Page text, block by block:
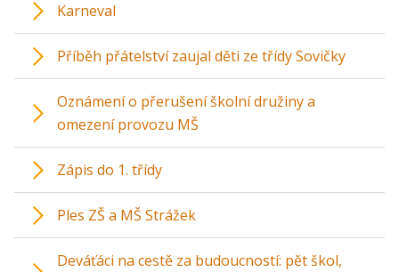
Karneval
Příběh přátelství zaujal děti ze třídy Sovičky
Oznámení o přerušení školní družiny a
omezení provozu MŠ
Zápis do 1. třídy
Ples ZŠ a MŠ Strážek
Deváťáci na cestě za budoucností: pět škol,